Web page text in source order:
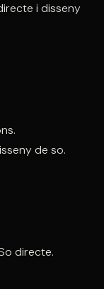
i disseny
de so.
directe.